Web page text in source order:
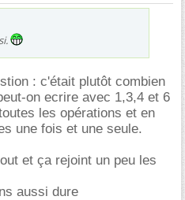
: c'était plutôt combien
on ecrire avec 1,3,4 et 6
les opérations et en
une fois et une seule.
et ça rejoint un peu les
aussi dure